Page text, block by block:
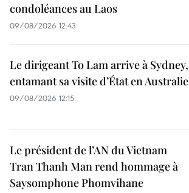
condoléances au Laos
09/08/2026 12:43
Le dirigeant To Lam arrive à Sydney,
entamant sa visite d’État en Australie
09/08/2026 12:15
Le président de l’AN du Vietnam
Tran Thanh Man rend hommage à
Saysomphone Phomvihane